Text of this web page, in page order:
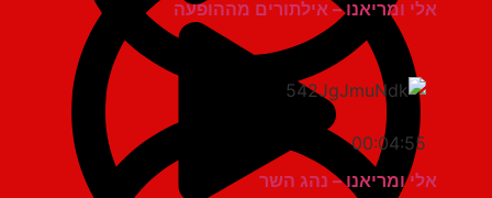
אלי ומריאנו – אילתורים מההופעה
00:04:55
אלי ומריאנו – נהג השר